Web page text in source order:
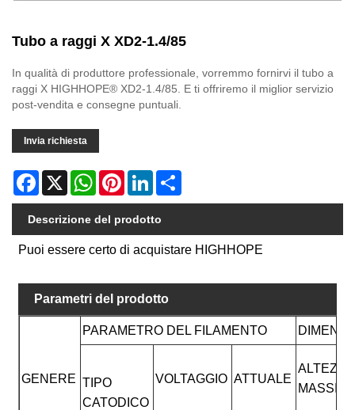
Tubo a raggi X XD2-1.4/85
In qualità di produttore professionale, vorremmo fornirvi il tubo a
raggi X HIGHHOPE® XD2-1.4/85. E ti offriremo il miglior servizio
post-vendita e consegne puntuali.
Invia richiesta
Facebook
X WhatsAppPinterestLinkedIn
Descrizione del prodotto
Puoi essere certo di acquistare HIGHHOPE
Parametri del prodotto
GENERE
PARAMETRO DEL FILAMENTO
TIPO
CATODICO
VOLTAGGIO ATTUALE
ALTEZZA